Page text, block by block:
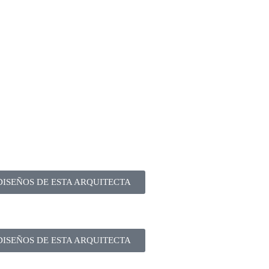
DE ESTA ARQUITECTA
DE ESTA ARQUITECTA